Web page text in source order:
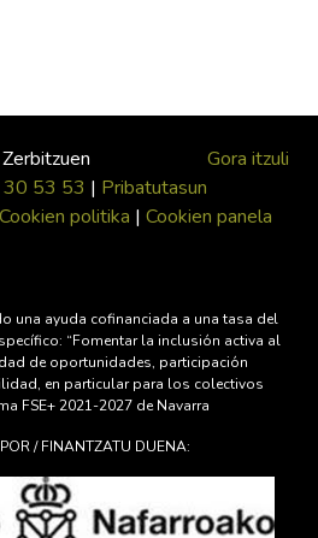
Gora itzuli
53 53 | Pribatutasun
Cookien politika | Cookien panela
una ayuda cofinanciada a una tasa del
“Fomentar la inclusión activa al
de oportunidades, participación
en particular para los colectivos
FSE+ 2021-2027 de Navarra
/ FINANTZATU DUENA: